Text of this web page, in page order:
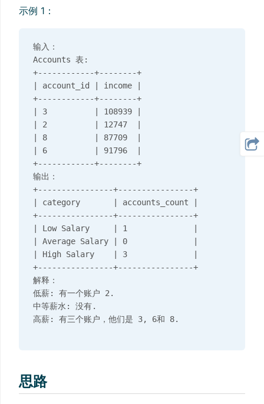
示例 1：
输入：
Accounts 表:
+------------+--------+
| account_id | income |
+------------+--------+
| 3          | 108939 |
| 2          | 12747  |
| 8          | 87709  |
| 6          | 91796  |
+------------+--------+
输出：
+----------------+----------------+
| category       | accounts_count |
+----------------+----------------+
| Low Salary     | 1              |
| Average Salary | 0              |
| High Salary    | 3              |
+----------------+----------------+
解释：
低薪: 有一个账户 2.
中等薪水: 没有.
思路